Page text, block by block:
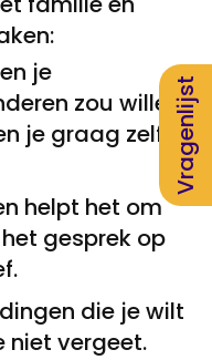
je
zou willen
je graag zelf
helpt het om
gesprek op
die je wilt
niet vergeet.
Vragenlijst